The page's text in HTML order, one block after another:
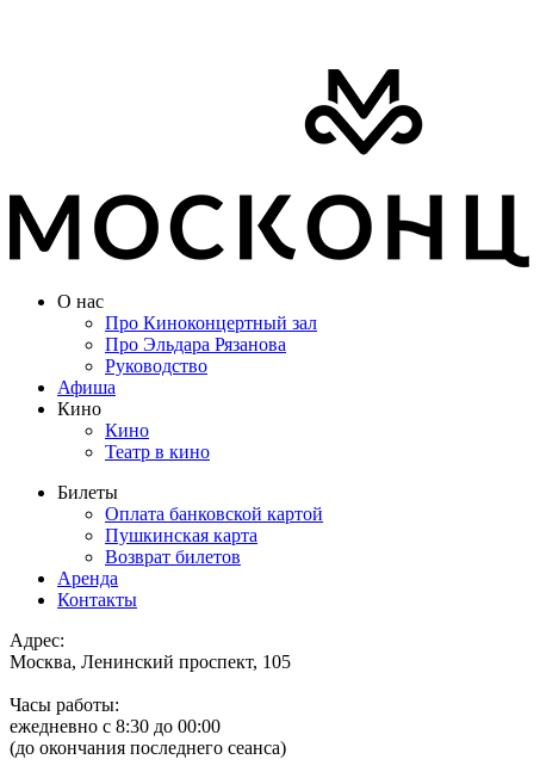
О нас
Про Киноконцертный зал
Про Эльдара Рязанова
Руководство
Афиша
Кино
Кино
Театр в кино
Билеты
Оплата банковской картой
Пушкинская карта
Возврат билетов
Аренда
Контакты
Адрес:
Москва, Ленинский проспект, 105
Часы работы:
ежедневно с 8:30 до 00:00
(до окончания последнего сеанса)